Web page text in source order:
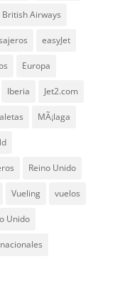
British Airways
easyJet
Europa
Iberia Jet2.com
MÃ¡laga
Reino Unido
Vueling vuelos
Unido